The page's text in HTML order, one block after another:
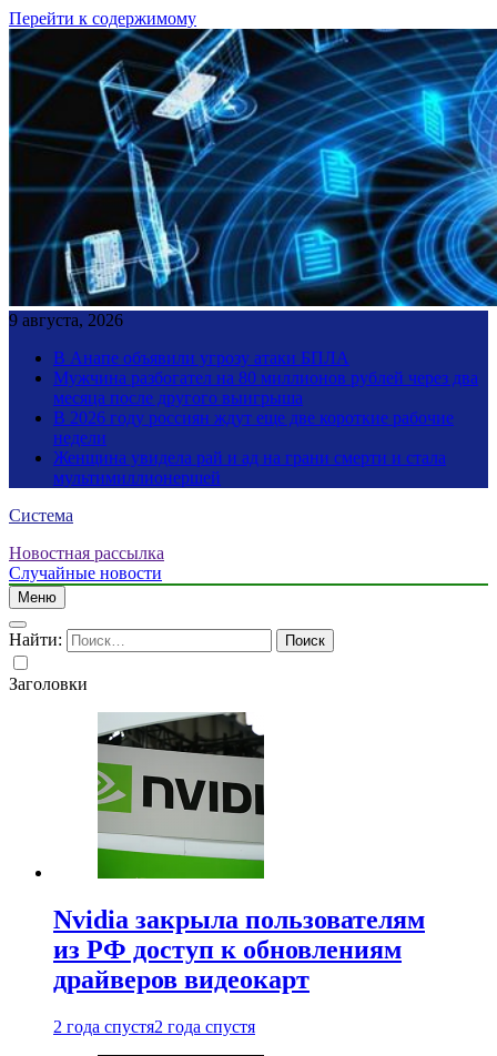
Перейти к содержимому
9 августа, 2026
В Анапе объявили угрозу атаки БПЛА
Мужчина разбогател на 80 миллионов рублей через два
месяца после другого выигрыша
В 2026 году россиян ждут еще две короткие рабочие
недели
Женщина увидела рай и ад на грани смерти и стала
мультимиллионершей
Система
Новостная рассылка
Случайные новости
Меню
Найти:
Заголовки
Nvidia закрыла пользователям
из РФ доступ к обновлениям
драйверов видеокарт
2 года спустя2 года спустя